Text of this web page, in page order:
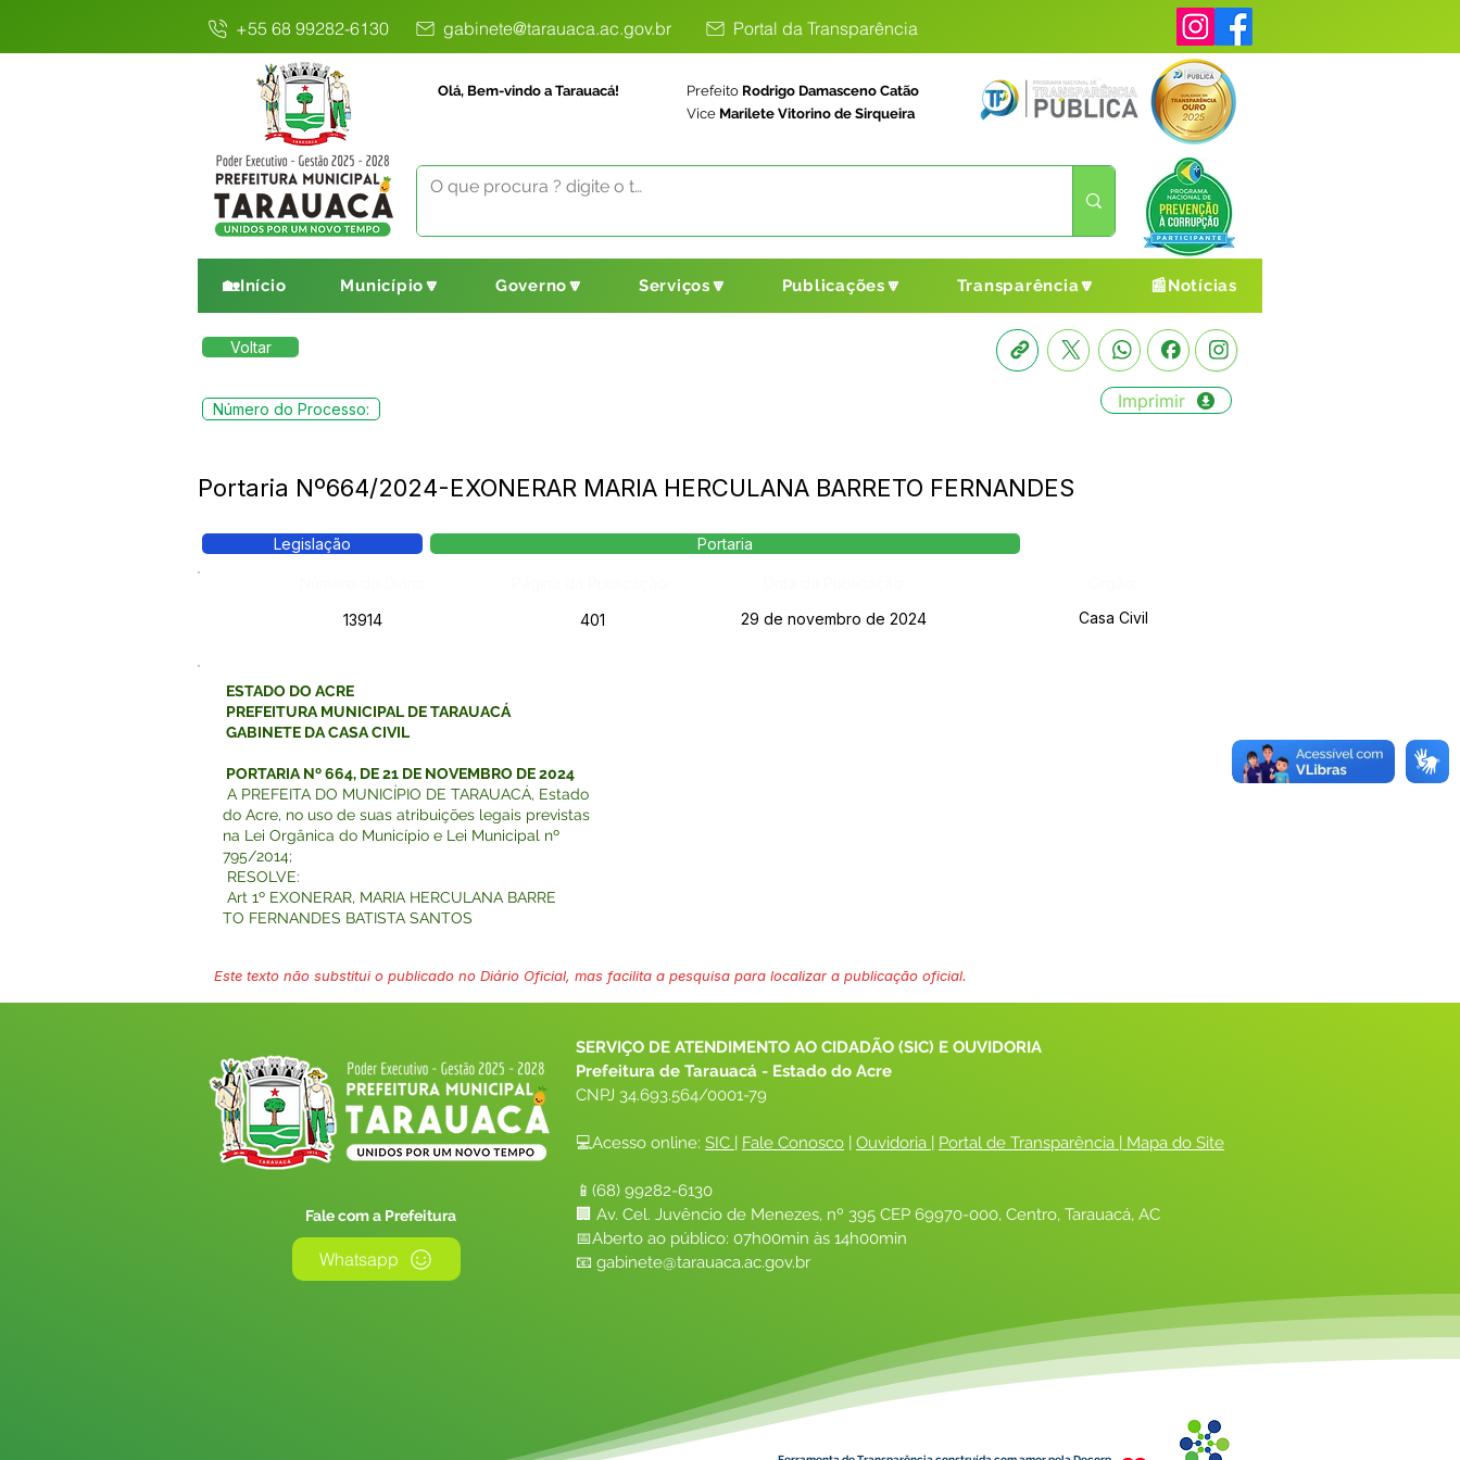
+55 68 99282-6130 gabinete@tarauaca.ac.gov.br Portal da Transparência
Olá, Bem-vindo a Tarauacá! Prefeito Rodrigo Damasceno Catão
Vice Marilete Vitorino de Sirqueira
🏡Início Município🔽 Governo🔽 Serviços🔽 Publicações🔽 Transparência🔽 📰Notícias
Voltar
Número do Processo: Imprimir
Portaria Nº664/2024-EXONERAR MARIA HERCULANA BARRETO FERNANDES
Legislação Portaria
13914
401 29 de novembro de 2024 Casa Civil
ESTADO DO ACRE
PREFEITURA MUNICIPAL DE TARAUACÁ
GABINETE DA CASA CIVIL
PORTARIA Nº 664, DE 21 DE NOVEMBRO DE 2024
A PREFEITA DO MUNICÍPIO DE TARAUACÁ, Estado
do Acre, no uso de suas atribuições legais previstas
na Lei Orgânica do Município e Lei Municipal nº
795/2014;
RESOLVE:
Art 1º EXONERAR, MARIA HERCULANA BARRE
TO FERNANDES BATISTA SANTOS
Este texto não substitui o publicado no Diário Oficial, mas facilita a pesquisa para localizar a publicação oficial.
Fale com a Prefeitura
Whatsapp
SERVIÇO DE ATENDIMENTO AO CIDADÃO (SIC) E OUVIDORIA
Prefeitura de Tarauacá - Estado do Acre
CNPJ 34.693.564/0001-79
💻Acesso online: SIC | Fale Conosco | Ouvidoria | Portal de Transparência | Mapa do Site
📱(68) 99282-6130
🏢 Av. Cel. Juvêncio de Menezes, nº 395 CEP 69970-000, Centro, Tarauacá, AC
📅Aberto ao público: 07h00min às 14h00min
📧 gabinete@tarauaca.ac.gov.br